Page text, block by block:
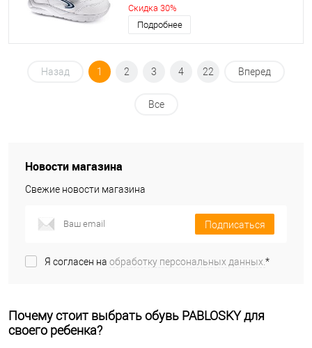
Скидка 30%
Подробнее
Назад 1 2 3 4 22 Вперед
Все
Новости магазина
Свежие новости магазина
Подписаться
Я согласен на обработку персональных данных.*
Почему стоит выбрать обувь PABLOSKY для
своего ребенка?